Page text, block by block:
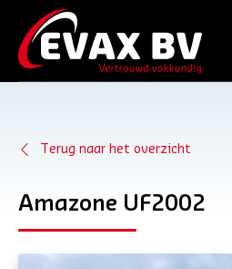
Terug naar het overzicht
Amazone UF2002